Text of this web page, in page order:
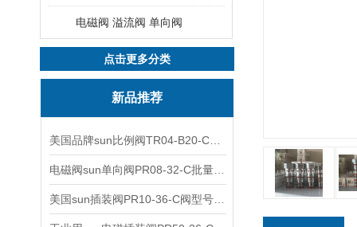
电磁阀 溢流阀 单向阀
点击更多分类
新品推荐